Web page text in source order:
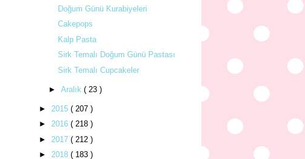
Doğum Günü Kurabiyeleri
Cakepops
Kalp Pasta
Sirk Temalı Doğum Günü Pastası
Sirk Temalı Cupcakeler
► Aralık ( 23 )
► 2015 ( 207 )
► 2016 ( 218 )
► 2017 ( 212 )
► 2018 ( 183 )